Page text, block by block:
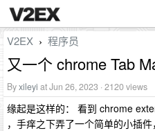
V2EX › 程序员
又一个 chrome Tab
Byxileyi at Jun 26, 2023 · 2120 views
缘起是这样的： 看到 chrome
，手痒之下弄了一个简单的小插